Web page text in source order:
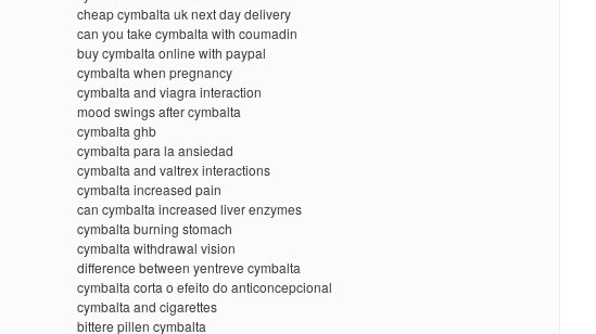
cheap cymbalta uk next day delivery
can you take cymbalta with coumadin
buy cymbalta online with paypal
cymbalta when pregnancy
cymbalta and viagra interaction
mood swings after cymbalta
cymbalta ghb
cymbalta para la ansiedad
cymbalta and valtrex interactions
cymbalta increased pain
can cymbalta increased liver enzymes
cymbalta burning stomach
cymbalta withdrawal vision
difference between yentreve cymbalta
cymbalta corta o efeito do anticoncepcional
cymbalta and cigarettes
bittere pillen cymbalta